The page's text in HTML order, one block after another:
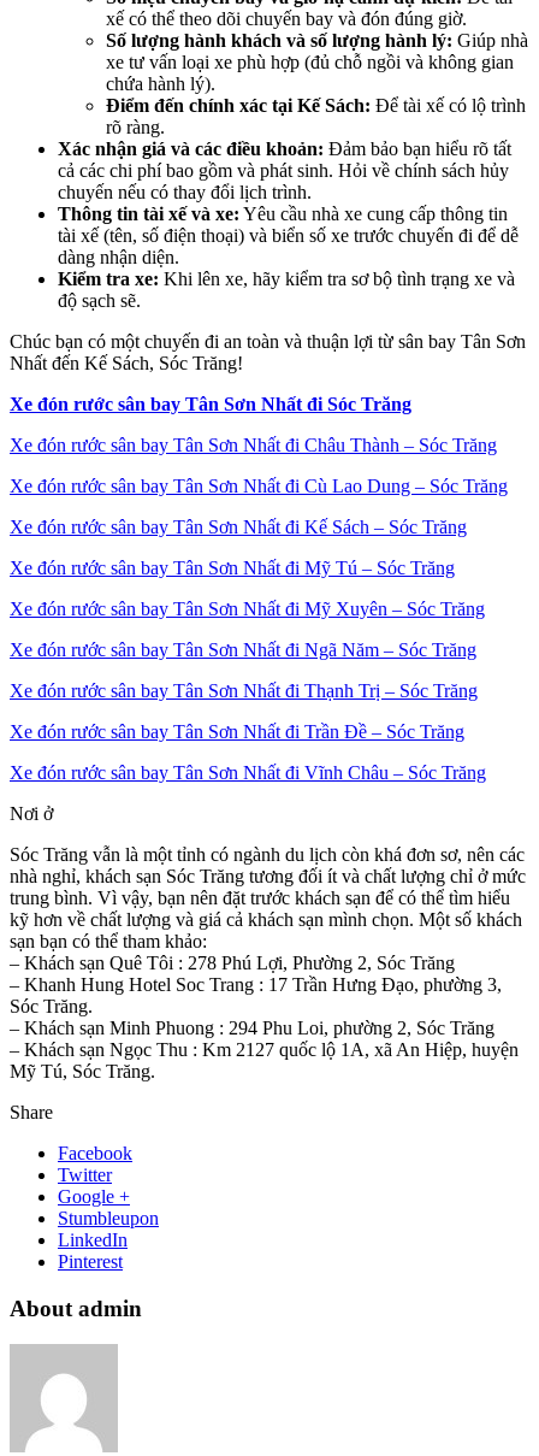
xế có thể theo dõi chuyến bay và đón đúng giờ.
Số lượng hành khách và số lượng hành lý: Giúp nhà
xe tư vấn loại xe phù hợp (đủ chỗ ngồi và không gian
chứa hành lý).
Điểm đến chính xác tại Kế Sách: Để tài xế có lộ trình
rõ ràng.
Xác nhận giá và các điều khoản: Đảm bảo bạn hiểu rõ tất
cả các chi phí bao gồm và phát sinh. Hỏi về chính sách hủy
chuyến nếu có thay đổi lịch trình.
Thông tin tài xế và xe: Yêu cầu nhà xe cung cấp thông tin
tài xế (tên, số điện thoại) và biển số xe trước chuyến đi để dễ
dàng nhận diện.
Kiểm tra xe: Khi lên xe, hãy kiểm tra sơ bộ tình trạng xe và
độ sạch sẽ.
Chúc bạn có một chuyến đi an toàn và thuận lợi từ sân bay Tân Sơn
Nhất đến Kế Sách, Sóc Trăng!
Xe đón rước sân bay Tân Sơn Nhất đi Sóc Trăng
Xe đón rước sân bay Tân Sơn Nhất đi Châu Thành – Sóc Trăng
Xe đón rước sân bay Tân Sơn Nhất đi Cù Lao Dung – Sóc Trăng
Xe đón rước sân bay Tân Sơn Nhất đi Kế Sách – Sóc Trăng
Xe đón rước sân bay Tân Sơn Nhất đi Mỹ Tú – Sóc Trăng
Xe đón rước sân bay Tân Sơn Nhất đi Mỹ Xuyên – Sóc Trăng
Xe đón rước sân bay Tân Sơn Nhất đi Ngã Năm – Sóc Trăng
Xe đón rước sân bay Tân Sơn Nhất đi Thạnh Trị – Sóc Trăng
Xe đón rước sân bay Tân Sơn Nhất đi Trần Đề – Sóc Trăng
Xe đón rước sân bay Tân Sơn Nhất đi Vĩnh Châu – Sóc Trăng
Nơi ở
Sóc Trăng vẫn là một tỉnh có ngành du lịch còn khá đơn sơ, nên các
nhà nghỉ, khách sạn Sóc Trăng tương đối ít và chất lượng chỉ ở mức
trung bình. Vì vậy, bạn nên đặt trước khách sạn để có thể tìm hiểu
kỹ hơn về chất lượng và giá cả khách sạn mình chọn. Một số khách
sạn bạn có thể tham khảo:
– Khách sạn Quê Tôi : 278 Phú Lợi, Phường 2, Sóc Trăng
– Khanh Hung Hotel Soc Trang : 17 Trần Hưng Đạo, phường 3,
Sóc Trăng.
– Khách sạn Minh Phuong : 294 Phu Loi, phường 2, Sóc Trăng
– Khách sạn Ngọc Thu : Km 2127 quốc lộ 1A, xã An Hiệp, huyện
Mỹ Tú, Sóc Trăng.
Share
Facebook
Twitter
Google +
Stumbleupon
LinkedIn
Pinterest
About admin